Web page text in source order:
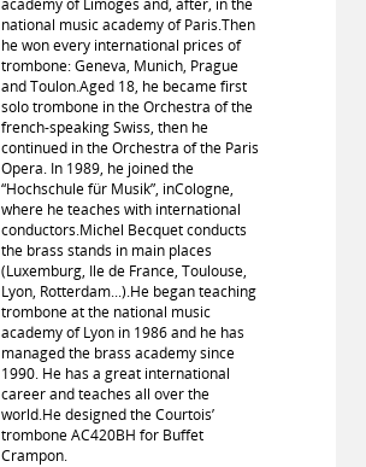
academy of Limoges and, after, in the
national music academy of Paris.Then
he won every international prices of
trombone: Geneva, Munich, Prague
and Toulon.Aged 18, he became first
solo trombone in the Orchestra of the
french-speaking Swiss, then he
continued in the Orchestra of the Paris
Opera. In 1989, he joined the
“Hochschule für Musik”, inCologne,
where he teaches with international
conductors.Michel Becquet conducts
the brass stands in main places
(Luxemburg, Ile de France, Toulouse,
Lyon, Rotterdam...).He began teaching
trombone at the national music
academy of Lyon in 1986 and he has
managed the brass academy since
1990. He has a great international
career and teaches all over the
world.He designed the Courtois’
trombone AC420BH for Buffet
Crampon.